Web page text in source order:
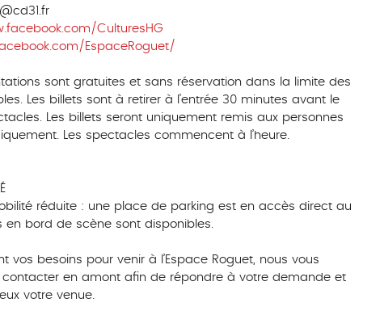
CulturesHG
EspaceRoguet/
sont gratuites et sans réservation dans la limite des
Les billets sont à retirer à l’entrée 30 minutes avant le
Les billets seront uniquement remis aux personnes
Les spectacles commencent à l’heure.
réduite : une place de parking est en accès direct au
en bord de scène sont disponibles.
vos besoins pour venir à l’Espace Roguet, nous vous
contacter en amont afin de répondre à votre demande et
votre venue.‎